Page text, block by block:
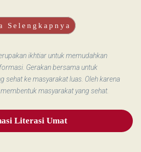
Selengkapnya
ikhtiar untuk memudahkan
Gerakan bersama untuk
sehat ke masyarakat luas. Oleh karena
masyarakat yang sehat.
Literasi Umat